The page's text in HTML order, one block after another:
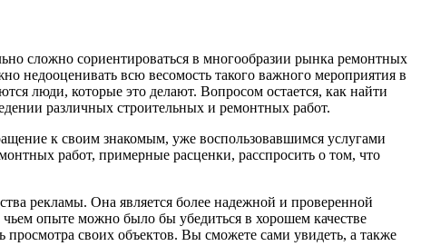
сложно сориентироваться в многообразии рынка ремонтных
недооценивать всю весомость такого важного мероприятия в
люди, которые это делают. Вопросом остается, как найти
различных строительных и ремонтных работ.
к своим знакомым, уже воспользовавшимся услугами
работ, примерные расценки, расспросить о том, что
рекламы. Она является более надежной и проверенной
опыте можно было бы убедиться в хорошем качестве
своих объектов. Вы сможете сами увидеть, а также